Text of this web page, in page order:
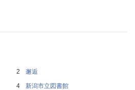
邂逅
新潟市立図書館